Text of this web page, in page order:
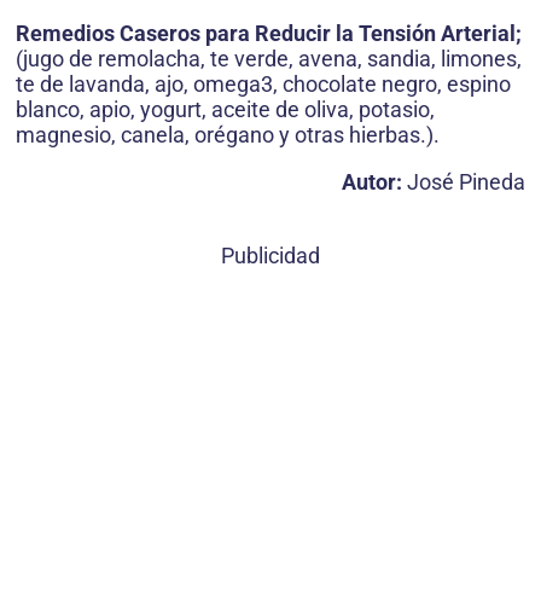
Remedios Caseros para Reducir la Tensión Arterial;
(jugo de remolacha, te verde, avena, sandia, limones,
te de lavanda, ajo, omega3, chocolate negro, espino
blanco, apio, yogurt, aceite de oliva, potasio,
magnesio, canela, orégano y otras hierbas.).
Autor: José Pineda
Publicidad